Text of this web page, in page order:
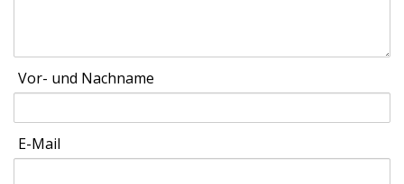
Vor- und Nachname
E-Mail